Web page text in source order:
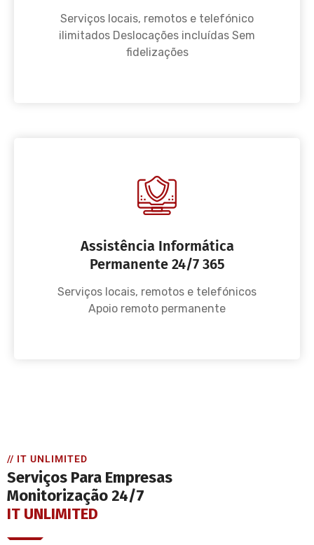
Serviços locais, remotos e telefónico
ilimitados Deslocações incluídas Sem
fidelizações
Assistência Informática
Permanente 24/7 365
Serviços locais, remotos e telefónicos
Apoio remoto permanente
// IT UNLIMITED
Serviços Para Empresas
Monitorização 24/7
IT UNLIMITED